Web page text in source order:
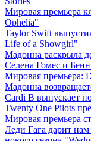
Мировая премьера
Ophelia"
Taylor Swift
Life of a Showgirl"
Мадонна раскрыла
Селена Гомес и
Мировая премьера:
Мадонна
Cardi B выпускает
Twenty One Pilots
Мировая премьера
Леди Гага дарит